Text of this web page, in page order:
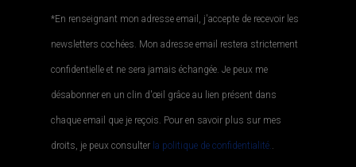
*En renseignant mon adresse email, j'accepte de recevoir les
newsletters cochées. Mon adresse email restera strictement
confidentielle et ne sera jamais échangée. Je peux me
désabonner en un clin d'œil grâce au lien présent dans
chaque email que je reçois. Pour en savoir plus sur mes
droits, je peux consulter la politique de confidentialité..